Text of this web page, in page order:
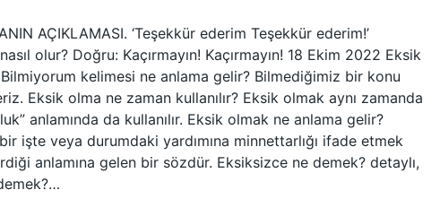
AÇIKLAMASI. ‘Teşekkür ederim Teşekkür ederim!’
olur? Doğru: Kaçırmayın! Kaçırmayın! 18 Ekim 2022 Eksik
Bilmiyorum kelimesi ne anlama gelir? Bilmediğimiz bir konu
Eksik olma ne zaman kullanılır? Eksik olmak aynı zamanda
anlamında da kullanılır. Eksik olmak ne anlama gelir?
işte veya durumdaki yardımına minnettarlığı ifade etmek
anlamına gelen bir sözdür. Eksiksizce ne demek? detaylı,